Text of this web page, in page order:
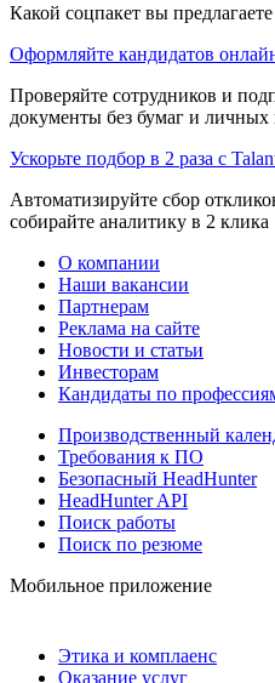
Какой соцпакет вы
Оформляйте кандидатов
Проверяйте сотрудников и
документы без бумаг и личных
Ускорьте подбор в 2 раза с
Автоматизируйте сбор
собирайте аналитику в 2 клика
О компании
Наши вакансии
Партнерам
Реклама на сайте
Новости и статьи
Инвесторам
Кандидаты по
Производственный
Требования к ПО
Безопасный HeadHunter
HeadHunter API
Поиск работы
Поиск по резюме
Мобильное приложение
Этика и комплаенс
Оказание услуг